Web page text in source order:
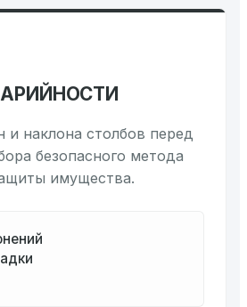
наклона столбов перед
безопасного метода
имущества.